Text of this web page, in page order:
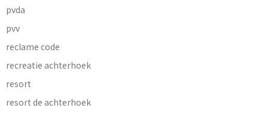
pvda
pvv
reclame code
recreatie achterhoek
resort
resort de achterhoek